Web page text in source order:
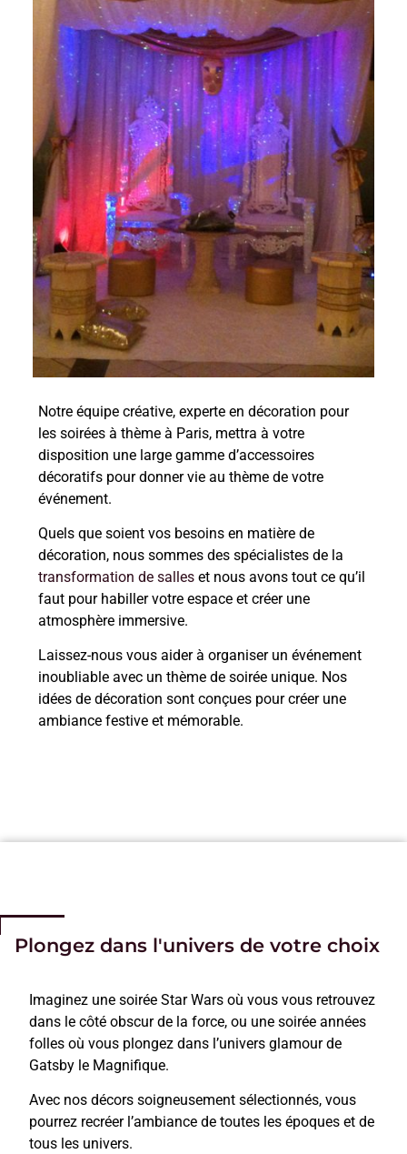
Notre équipe créative, experte en décoration pour
les soirées à thème à Paris, mettra à votre
disposition une large gamme d’accessoires
décoratifs pour donner vie au thème de votre
événement.
Quels que soient vos besoins en matière de
décoration, nous sommes des spécialistes de la
transformation de salles et nous avons tout ce qu’il
faut pour habiller votre espace et créer une
atmosphère immersive.
Laissez-nous vous aider à organiser un événement
inoubliable avec un thème de soirée unique. Nos
idées de décoration sont conçues pour créer une
ambiance festive et mémorable.
Plongez dans l'univers de votre choix
Imaginez une soirée Star Wars où vous vous retrouvez
dans le côté obscur de la force, ou une soirée années
folles où vous plongez dans l’univers glamour de
Gatsby le Magnifique.
Avec nos décors soigneusement sélectionnés, vous
pourrez recréer l’ambiance de toutes les époques et de
tous les univers.